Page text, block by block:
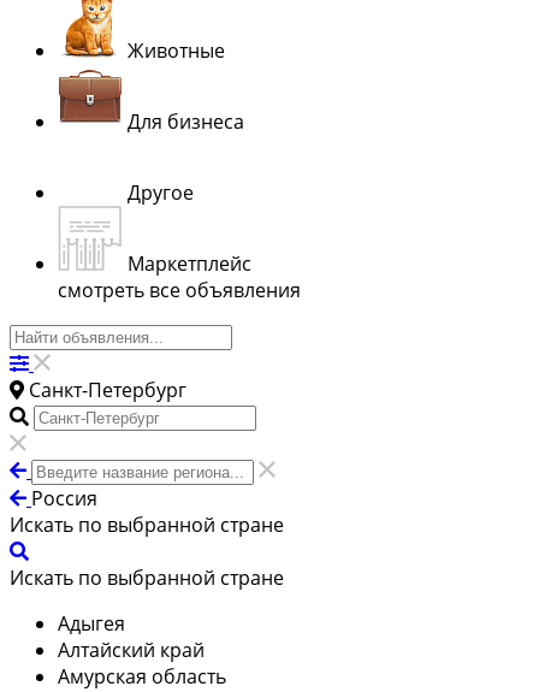
Животные
Для бизнеса
Другое
Маркетплейс
смотреть все объявления
Санкт-Петербург
Россия
Искать по выбранной стране
Искать по выбранной стране
Адыгея
Алтайский край
Амурская область